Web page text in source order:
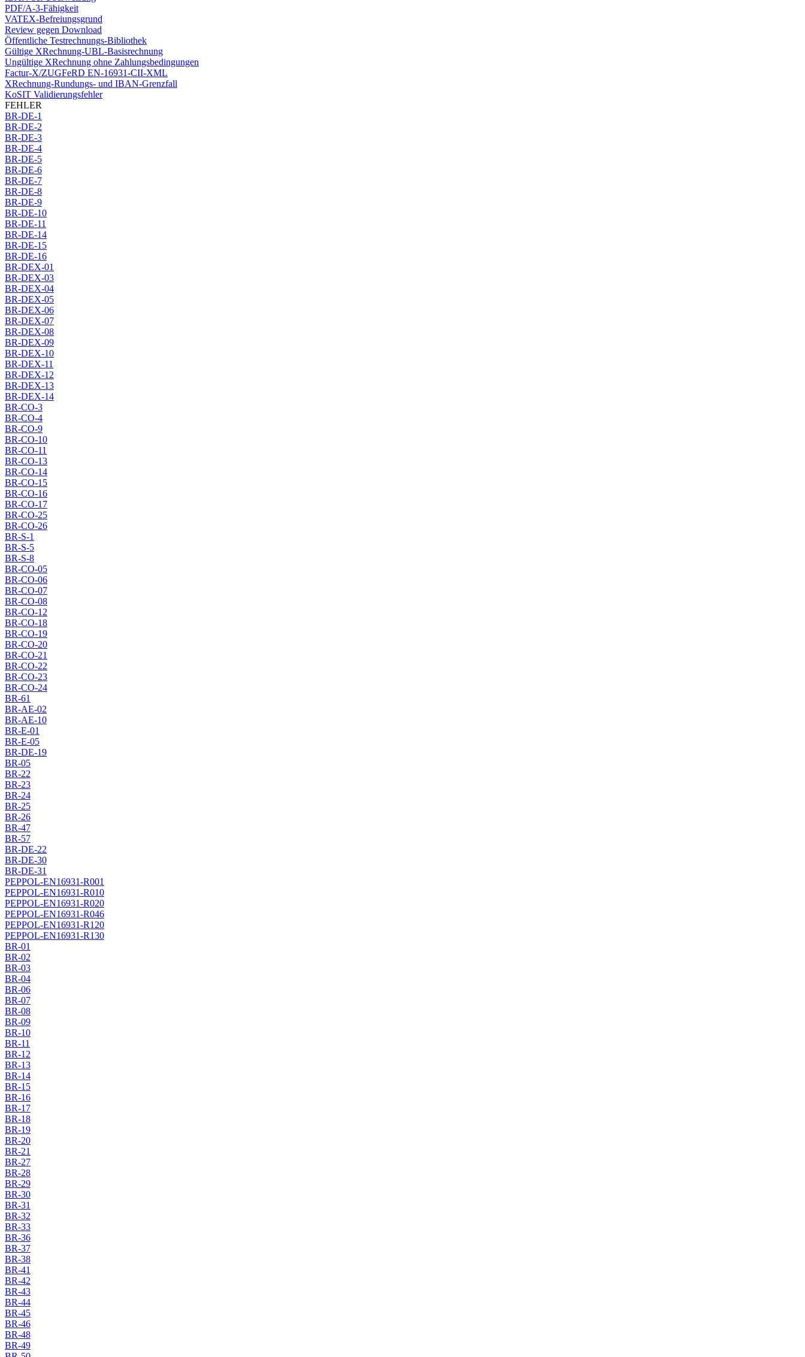
PDF/A-3-Fähigkeit
VATEX-Befreiungsgrund
Review gegen Download
Öffentliche Testrechnungs-Bibliothek
Gültige XRechnung-UBL-Basisrechnung
Ungültige XRechnung ohne Zahlungsbedingungen
Factur-X/ZUGFeRD EN-16931-CII-XML
XRechnung-Rundungs- und IBAN-Grenzfall
KoSIT Validierungsfehler
FEHLER
BR-DE-1
BR-DE-2
BR-DE-3
BR-DE-4
BR-DE-5
BR-DE-6
BR-DE-7
BR-DE-8
BR-DE-9
BR-DE-10
BR-DE-11
BR-DE-14
BR-DE-15
BR-DE-16
BR-DEX-01
BR-DEX-03
BR-DEX-04
BR-DEX-05
BR-DEX-06
BR-DEX-07
BR-DEX-08
BR-DEX-09
BR-DEX-10
BR-DEX-11
BR-DEX-12
BR-DEX-13
BR-DEX-14
BR-CO-3
BR-CO-4
BR-CO-9
BR-CO-10
BR-CO-11
BR-CO-13
BR-CO-14
BR-CO-15
BR-CO-16
BR-CO-17
BR-CO-25
BR-CO-26
BR-S-1
BR-S-5
BR-S-8
BR-CO-05
BR-CO-06
BR-CO-07
BR-CO-08
BR-CO-12
BR-CO-18
BR-CO-19
BR-CO-20
BR-CO-21
BR-CO-22
BR-CO-23
BR-CO-24
BR-61
BR-AE-02
BR-AE-10
BR-E-01
BR-E-05
BR-DE-19
BR-05
BR-22
BR-23
BR-24
BR-25
BR-26
BR-47
BR-57
BR-DE-22
BR-DE-30
BR-DE-31
PEPPOL-EN16931-R001
PEPPOL-EN16931-R010
PEPPOL-EN16931-R020
PEPPOL-EN16931-R046
PEPPOL-EN16931-R120
PEPPOL-EN16931-R130
BR-01
BR-02
BR-03
BR-04
BR-06
BR-07
BR-08
BR-09
BR-10
BR-11
BR-12
BR-13
BR-14
BR-15
BR-16
BR-17
BR-18
BR-19
BR-20
BR-21
BR-27
BR-28
BR-29
BR-30
BR-31
BR-32
BR-33
BR-36
BR-37
BR-38
BR-41
BR-42
BR-43
BR-44
BR-45
BR-46
BR-48
BR-49